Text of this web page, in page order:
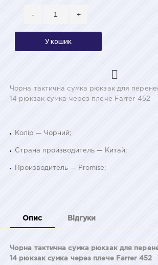
- +
У кошик
Чорна тактична сумка рюкзак для
14 рюкзак сумка через плече Farrer 452
Колір — Чорний;
Страна производитель — Китай;
Производитель — Promise;
Опис Відгуки
Чорна тактична сумка рюкзак для
14 рюкзак сумка через плече Farrer 452